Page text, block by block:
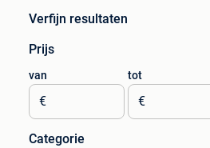
Verfijn resultaten
Prijs
van
€
tot
€
Categorie